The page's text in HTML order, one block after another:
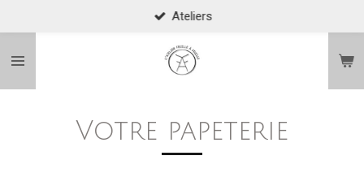
contenu
Ateliers
Votre papeterie